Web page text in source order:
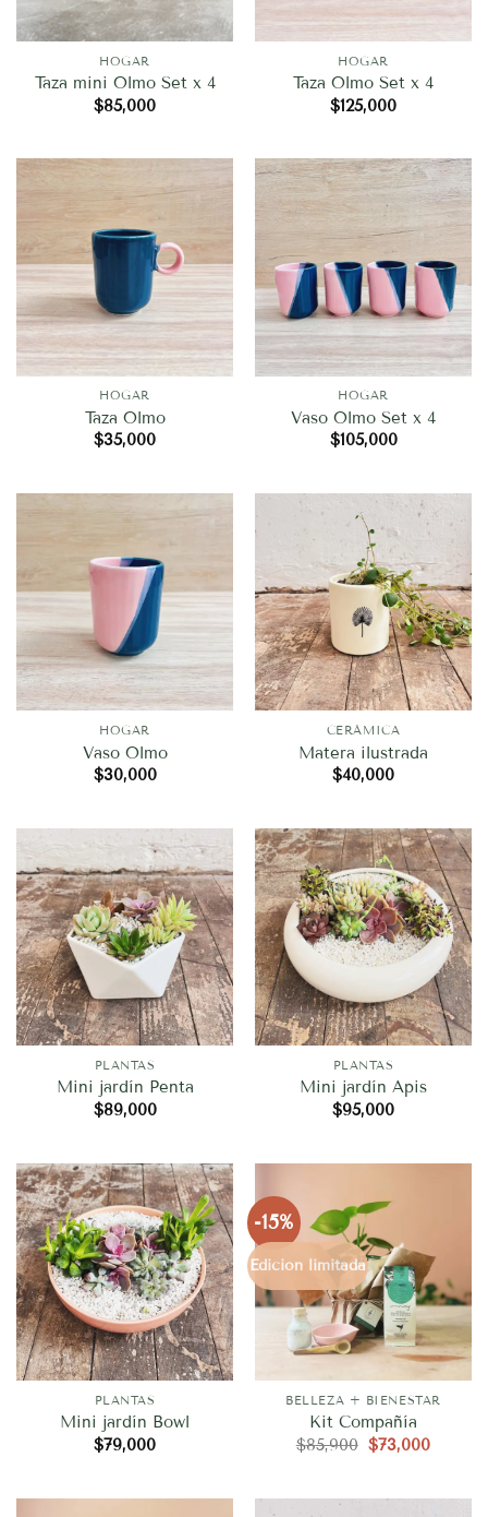
HOGAR
Taza mini Olmo Set x 4
$85,000
HOGAR
Taza Olmo Set x 4
$125,000
HOGAR
Taza Olmo
$35,000
HOGAR
Vaso Olmo Set x 4
$105,000
HOGAR
Vaso Olmo
$30,000
CERÁMICA
Matera ilustrada
$40,000
PLANTAS
Mini jardín Penta
$89,000
PLANTAS
Mini jardín Apis
$95,000
PLANTAS
Mini jardín Bowl
$79,000
-15%
Edicion limitada
BELLEZA + BIENESTAR
Kit Compañía
$85,900 El
$73,000El